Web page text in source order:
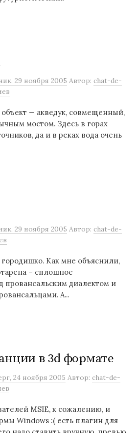
29 ноября 2005 Автор: chat-de-
— акведук, совмещенный,
мостом. Здесь в горах
да и в реках вода очень
29 ноября 2005 Автор: chat-de-
Как мне объяснили,
– сплошное
провансальским диалектом и
А...
в 3d формате
24 ноября 2005 Автор: chat-de-
MSIE, к сожалению, и
Windows :( есть плагин для